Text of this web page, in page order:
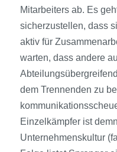
Mitarbeiters ab. Es
sicherzustellen, dass
aktiv für
warten, dass andere
dem Trennenden zu
Einzelkämpfer ist
Unternehmenskultur